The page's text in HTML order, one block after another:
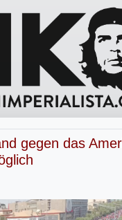
gegen das